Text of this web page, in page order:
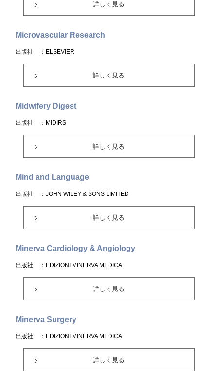
詳しく見る
Microvascular Research
出版社 ：ELSEVIER
詳しく見る
Midwifery Digest
出版社 ：MIDIRS
詳しく見る
Mind and Language
出版社 ：JOHN WILEY & SONS LIMITED
詳しく見る
Minerva Cardiology & Angiology
出版社 ：EDIZIONI MINERVA MEDICA
詳しく見る
Minerva Surgery
出版社 ：EDIZIONI MINERVA MEDICA
詳しく見る